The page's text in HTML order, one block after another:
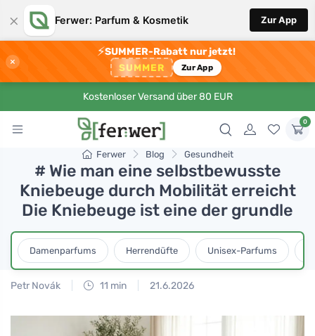
× Ferwer: Parfum & Kosmetik Zur App
×
⚡SUMMER-Rabatt nur jetzt!
SUMMER Zur App
Kostenloser Versand über 80 EUR
0
Ferwer Blog Gesundheit
# Wie man eine selbstbewusste
Kniebeuge durch Mobilität erreicht
Die Kniebeuge ist eine der grundle
Damenparfums Herrendüfte Unisex-Parfums
Petr Novák 11 min 21.6.2026